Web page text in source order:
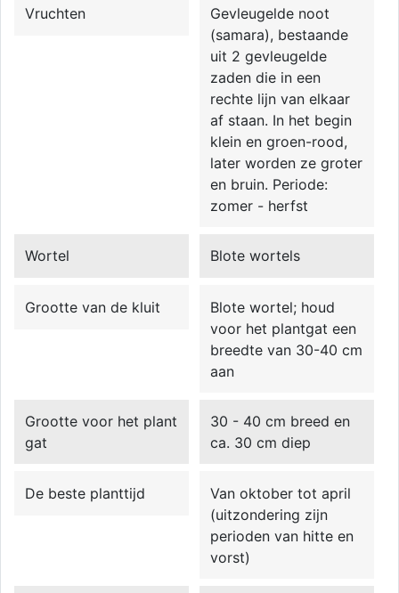
Vruchten
Gevleugelde noot
(samara), bestaande
uit 2 gevleugelde
zaden die in een
rechte lijn van elkaar
af staan. In het begin
klein en groen-rood,
later worden ze groter
en bruin. Periode:
zomer - herfst
Wortel Blote wortels
Grootte van de kluit
Blote wortel; houd
voor het plantgat een
breedte van 30-40 cm
aan
Grootte voor het plant
gat
30 - 40 cm breed en
ca. 30 cm diep
De beste planttijd
Van oktober tot april
(uitzondering zijn
perioden van hitte en
vorst)